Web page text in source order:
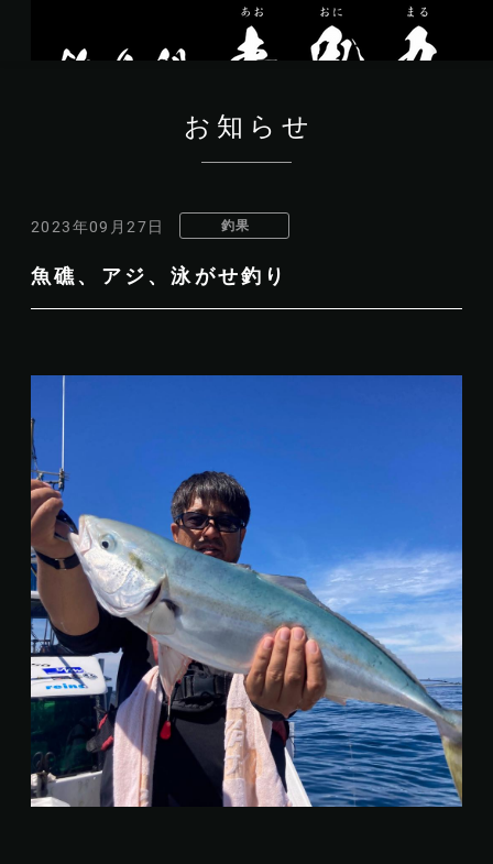
お知らせ
2023年09月27日 釣果
魚礁、アジ、泳がせ釣り